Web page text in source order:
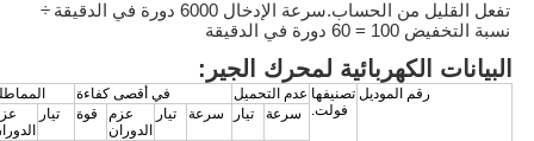
تفعل القليل من الحساب.سرعة الإدخال 6000 دورة في الدقيقة
÷
نسبة التخفيض 100 = 60 دورة في الدقيقة
البيانات الكهربائية لمحرك الجير:
رقم الموديل تصنيفها
فولت.
عدم التحميل في أقصى كفاءة
سرعة
تيار سرعة تيار
عزم
الدوران
قوة تيار